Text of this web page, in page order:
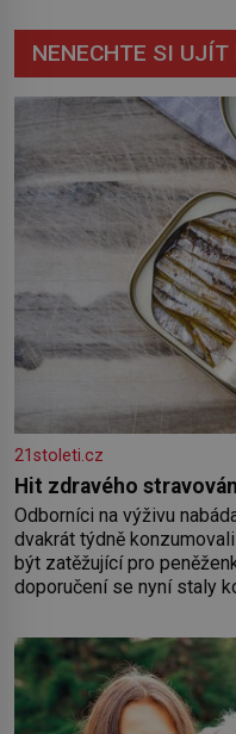
NENECHTE SI
21stoleti.cz
Hit zdravého
Odborníci na výživu
dvakrát týdně
být zatěžující pro
doporučení se nyní staly